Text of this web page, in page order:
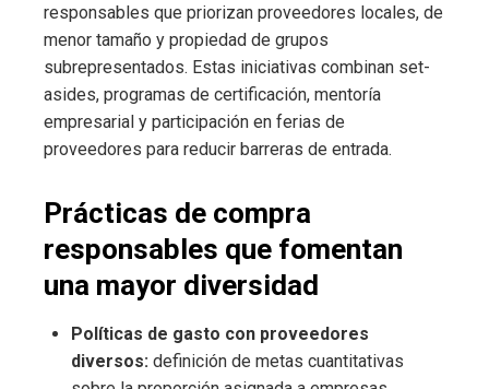
responsables que priorizan proveedores locales, de
menor tamaño y propiedad de grupos
subrepresentados. Estas iniciativas combinan set-
asides, programas de certificación, mentoría
empresarial y participación en ferias de
proveedores para reducir barreras de entrada.
Prácticas de compra
responsables que fomentan
una mayor diversidad
Políticas de gasto con proveedores
diversos: definición de metas cuantitativas